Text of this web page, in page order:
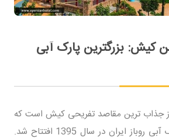
کیش: بزرگترین پارک آبی
جذاب ترین مقاصد تفریحی کیش است که
به عنوان اولین تم پارک آبی روباز ایران در سال 1395 افتتاح شد.